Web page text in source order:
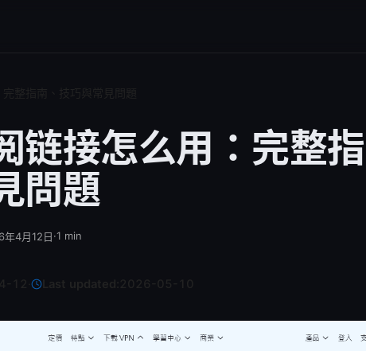
链接怎么用：完整
問題
年4月12日·1 min
Last updated: